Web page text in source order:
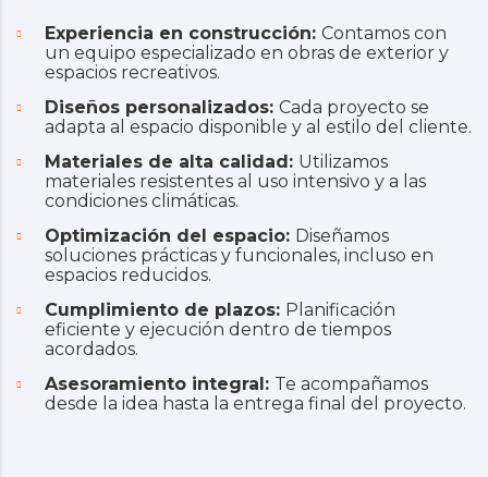
Experiencia en construcción: Contamos con
un equipo especializado en obras de exterior y
espacios recreativos.
Diseños personalizados: Cada proyecto se
adapta al espacio disponible y al estilo del cliente.
Materiales de alta calidad: Utilizamos
materiales resistentes al uso intensivo y a las
condiciones climáticas.
Optimización del espacio: Diseñamos
soluciones prácticas y funcionales, incluso en
espacios reducidos.
Cumplimiento de plazos: Planificación
eficiente y ejecución dentro de tiempos
acordados.
Asesoramiento integral: Te acompañamos
desde la idea hasta la entrega final del proyecto.